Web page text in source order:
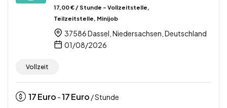
17,00 € / Stunde – Vollzeitstelle,
Teilzeitstelle, Minijob
37586 Dassel, Niedersachsen, Deutschland
01/08/2026
Vollzeit
17Euro -17Euro / Stunde